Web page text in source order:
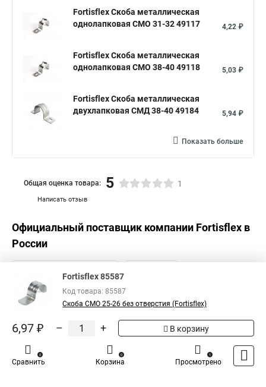
Fortisflex Скоба металлическая
однолапковая СМО 31-32 49117
4,22 ₽
Fortisflex Скоба металлическая
однолапковая СМО 38-40 49118
5,03 ₽
Fortisflex Скоба металлическая
двухлапковая СМД 38-40 49184
5,94 ₽
Показать больше
Написать отзыв
Общая оценка товара: 5 1
Официальный поставщик компании Fortisflex в
России
Fortisflex 85587
Код товара: 85587
Скоба СМО 25-26 без отверстия (Fortisflex)
6,97 ₽ – + В корзину
Сравнить
0
Корзина
0
Просмотрено
1